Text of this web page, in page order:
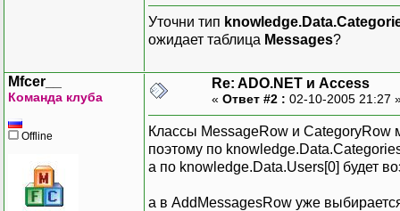
PRIMARY KEY (ID),
FOREIGN KEY
FOREIGN KEY (UserID)
Уточни тип
ожидает таблица Messages?
Mfcer__
Команда клуба
Offline
Re: ADO.NET и Access
« Ответ #2 : 02-10-2005 21:27
Классы MessageRow и CategoryRow
поэтому по
а по knowledge.Data.Users[0] будет
а в AddMessagesRow уже